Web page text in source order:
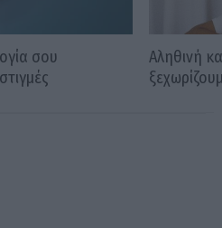
σου
Αληθινή